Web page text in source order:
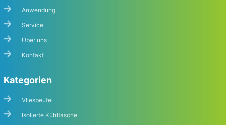
Anwendung
Service
Über uns
Kontakt
Kategorien
Vliesbeutel
Isolierte Kühltasche